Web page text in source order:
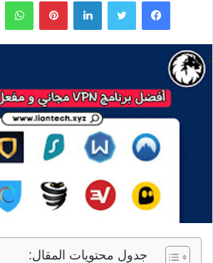
جدول محتويات المقال: